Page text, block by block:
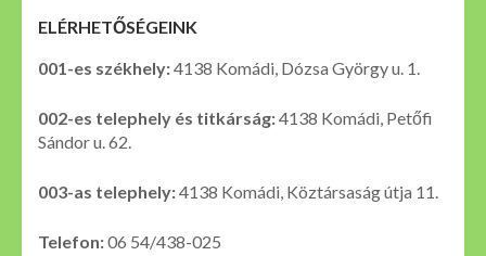
ELÉRHETŐSÉGEINK
001-es székhely:4138 Komádi, Dózsa György u. 1.
002-es telephely és titkárság:4138 Komádi, Petőfi
Sándor u. 62.
003-as telephely:4138 Komádi, Köztársaság útja 11.
Telefon:06 54/438-025